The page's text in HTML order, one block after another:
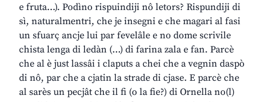
e fruta…). Podìno rispuindiji nô letors? Rispundiji di
sì, naturalmentri, che je insegni e che magari al fasi
un sfuarç ancje lui par fevelâle e no dome scrivile
chista lenga di ledàn (…) di farina zala e fan. Parcè
che al è just lassâi i claputs a chei che a vegnin daspò
di nô, par che a cjatin la strade di cjase. E parcè che
al sarès un pecjât che il fi (o la fie?) di Ornella no(l)